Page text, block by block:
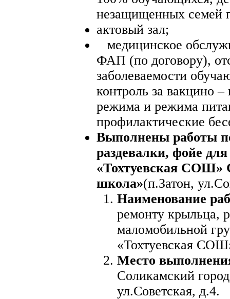
незащищенных семей
актовый зал;
медицинское
ФАП (по договору),
заболеваемости
контроль за вакцино
режима и режима
профилактические
Выполнены работы
раздевалки, фойе
«Тохтуевская СОШ»
школа»(п.Затон,
Наименование
ремонту крыльца,
маломобильной
«Тохтуевская
Место
Соликамский
ул.Советская, д.4.